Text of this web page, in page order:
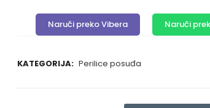
Naruči preko Vibera Naruči
KATEGORIJA: Perilice posuđa